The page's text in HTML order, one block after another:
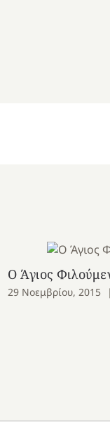
Ο Άγιος
29 Νοεμβρίου, 2015 |